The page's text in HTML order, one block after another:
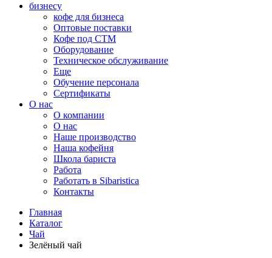
бизнесу
кофе для бизнеса
Оптовые поставки
Кофе под СТМ
Оборудование
Техническое обслуживание
Еще
Обучение персонала
Сертификаты
О нас
O компании
О нас
Наше производство
Наша кофейня
Школа бариста
Работа
Работать в Sibaristica
Контакты
Главная
Каталог
Чай
Зелёный чай